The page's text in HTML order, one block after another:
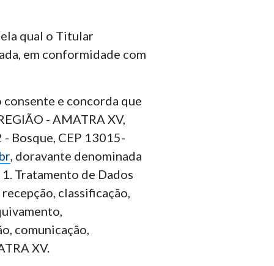
qual o Titular
em conformidade com
e concorda que
- AMATRA XV,
- Bosque, CEP 13015-
, doravante denominada
Tratamento de Dados
classificação,
comunicação,
XV.